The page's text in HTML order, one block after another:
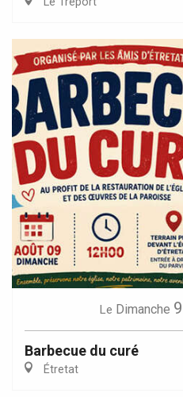
Le Dimanche 9
Barbecue du curé
Étretat